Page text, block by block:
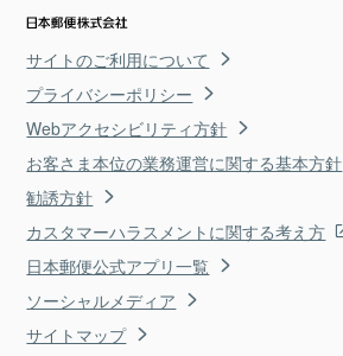
サイトのご利用について
プライバシーポリシー
Webアクセシビリティ方針
お客さま本位の業務運営に関する基本方針
勧誘方針
カスタマーハラスメントに関する考え方
日本郵便公式アプリ一覧
ソーシャルメディア
サイトマップ